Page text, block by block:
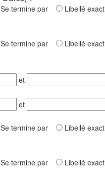
Se termine par Libellé exact
Se termine par Libellé exact
et
et
Se termine par Libellé exact
Se termine par Libellé exact